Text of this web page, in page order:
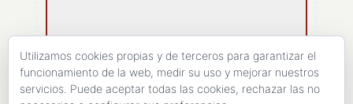
Utilizamos cookies propias y de terceros para garantizar el
funcionamiento de la web, medir su uso y mejorar nuestros
servicios. Puede aceptar todas las cookies, rechazar las no